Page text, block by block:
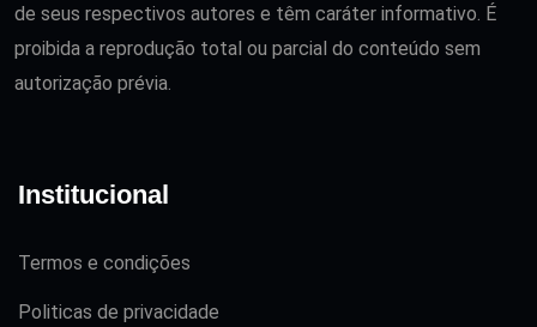
de seus respectivos autores e têm caráter informativo. É
proibida a reprodução total ou parcial do conteúdo sem
autorização prévia.
Institucional
Termos e condições
Politicas de privacidade